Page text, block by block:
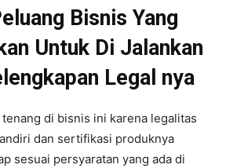
Bisnis Yang
Untuk Di Jalankan
Legal nya
di bisnis ini karena legalitas
dan sertifikasi produknya
sesuai persyaratan yang ada di